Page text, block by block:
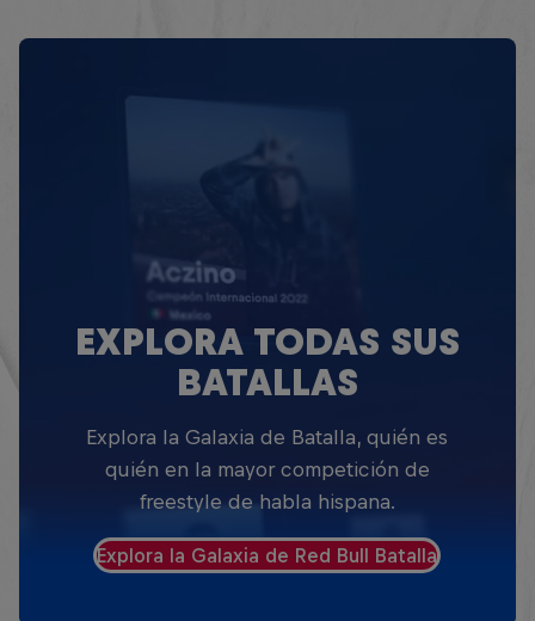
EXPLORA TODAS SUS
BATALLAS
Explora la Galaxia de Batalla, quién es
quién en la mayor competición de
freestyle de habla hispana.
Explora la Galaxia de Red Bull Batalla